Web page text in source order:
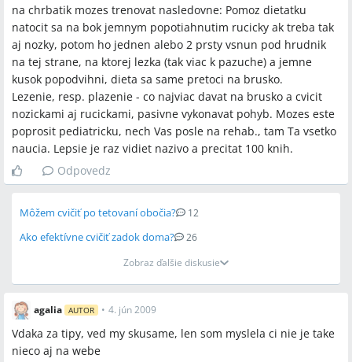
na chrbatik mozes trenovat nasledovne: Pomoz dietatku
natocit sa na bok jemnym popotiahnutim rucicky ak treba tak
aj nozky, potom ho jednen alebo 2 prsty vsnun pod hrudnik
na tej strane, na ktorej lezka (tak viac k pazuche) a jemne
kusok popodvihni, dieta sa same pretoci na brusko.
Lezenie, resp. plazenie - co najviac davat na brusko a cvicit
nozickami aj rucickami, pasivne vykonavat pohyb. Mozes este
poprosit pediatricku, nech Vas posle na rehab., tam Ta vsetko
naucia. Lepsie je raz vidiet nazivo a precitat 100 knih.
Odpovedz
Môžem cvičiť po tetovaní obočia? 12
Ako efektívne cvičiť zadok doma?
26
Zobraz ďalšie diskusie
agalia AUTOR • 4. jún 2009
Vdaka za tipy, ved my skusame, len som myslela ci nie je take
nieco aj na webe